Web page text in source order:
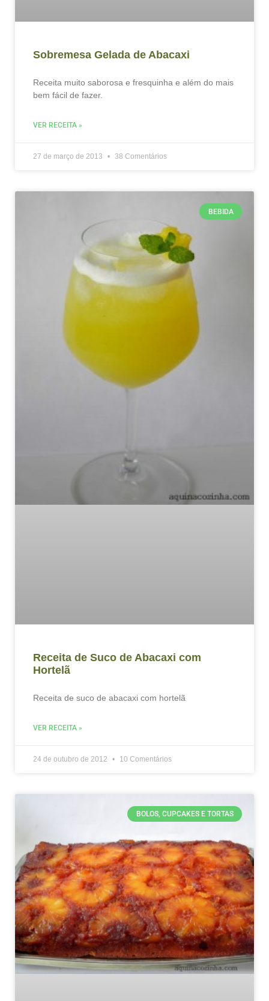
Sobremesa Gelada de Abacaxi
Receita muito saborosa e fresquinha e além do mais
bem fácil de fazer.
VER RECEITA »
27 de março de 2013 38 Comentários
BEBIDA
Receita de Suco de Abacaxi com
Hortelã
Receita de suco de abacaxi com hortelã
VER RECEITA »
24 de outubro de 2012 10 Comentários
BOLOS, CUPCAKES E TORTAS